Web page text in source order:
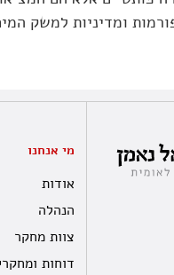
ומדיניות למשק
מי אנחנו
אודות
הנהלה
צוות מחקר
דוחות